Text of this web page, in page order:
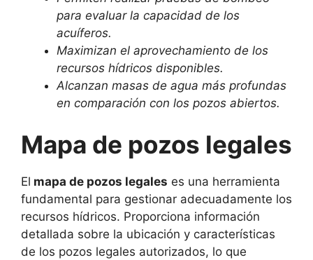
para evaluar la capacidad de los
acuíferos.
Maximizan el aprovechamiento de los
recursos hídricos disponibles.
Alcanzan masas de agua más profundas
en comparación con los pozos abiertos.
Mapa de pozos legales
El mapa de pozos legales es una herramienta
fundamental para gestionar adecuadamente los
recursos hídricos. Proporciona información
detallada sobre la ubicación y características
de los pozos legales autorizados, lo que